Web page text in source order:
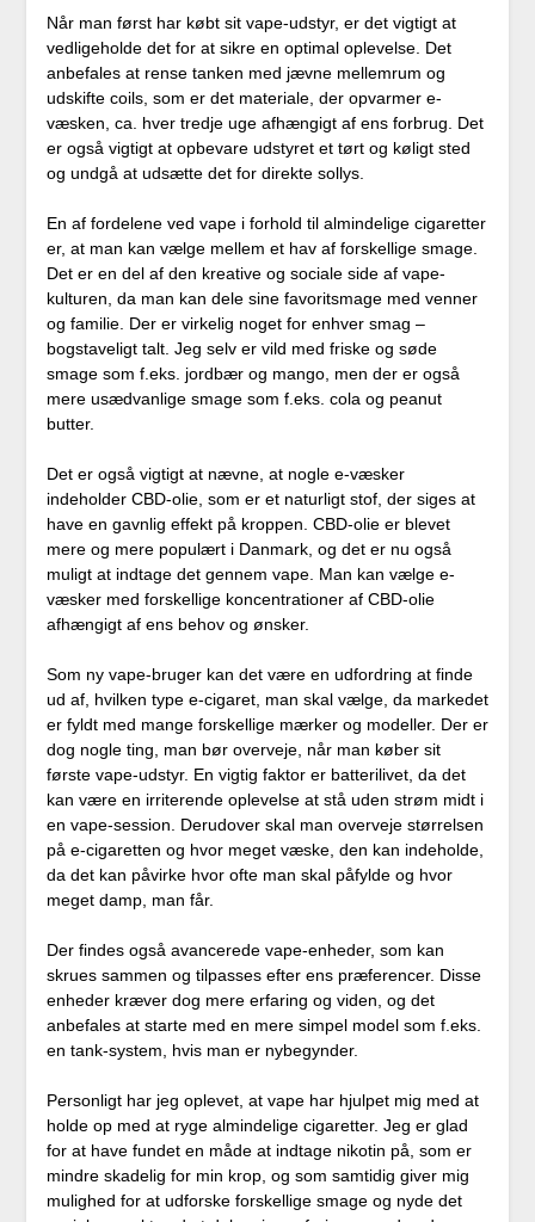
Når man først har købt sit vape-udstyr, er det vigtigt at
vedligeholde det for at sikre en optimal oplevelse. Det
anbefales at rense tanken med jævne mellemrum og
udskifte coils, som er det materiale, der opvarmer e-
væsken, ca. hver tredje uge afhængigt af ens forbrug. Det
er også vigtigt at opbevare udstyret et tørt og køligt sted
og undgå at udsætte det for direkte sollys.
En af fordelene ved vape i forhold til almindelige cigaretter
er, at man kan vælge mellem et hav af forskellige smage.
Det er en del af den kreative og sociale side af vape-
kulturen, da man kan dele sine favoritsmage med venner
og familie. Der er virkelig noget for enhver smag –
bogstaveligt talt. Jeg selv er vild med friske og søde
smage som f.eks. jordbær og mango, men der er også
mere usædvanlige smage som f.eks. cola og peanut
butter.
Det er også vigtigt at nævne, at nogle e-væsker
indeholder CBD-olie, som er et naturligt stof, der siges at
have en gavnlig effekt på kroppen. CBD-olie er blevet
mere og mere populært i Danmark, og det er nu også
muligt at indtage det gennem vape. Man kan vælge e-
væsker med forskellige koncentrationer af CBD-olie
afhængigt af ens behov og ønsker.
Som ny vape-bruger kan det være en udfordring at finde
ud af, hvilken type e-cigaret, man skal vælge, da markedet
er fyldt med mange forskellige mærker og modeller. Der er
dog nogle ting, man bør overveje, når man køber sit
første vape-udstyr. En vigtig faktor er batterilivet, da det
kan være en irriterende oplevelse at stå uden strøm midt i
en vape-session. Derudover skal man overveje størrelsen
på e-cigaretten og hvor meget væske, den kan indeholde,
da det kan påvirke hvor ofte man skal påfylde og hvor
meget damp, man får.
Der findes også avancerede vape-enheder, som kan
skrues sammen og tilpasses efter ens præferencer. Disse
enheder kræver dog mere erfaring og viden, og det
anbefales at starte med en mere simpel model som f.eks.
en tank-system, hvis man er nybegynder.
Personligt har jeg oplevet, at vape har hjulpet mig med at
holde op med at ryge almindelige cigaretter. Jeg er glad
for at have fundet en måde at indtage nikotin på, som er
mindre skadelig for min krop, og som samtidig giver mig
mulighed for at udforske forskellige smage og nyde det